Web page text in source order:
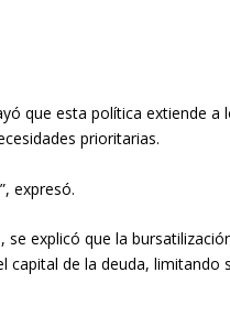
que esta política extiende a
prioritarias.
expresó.
explicó que la
de la deuda, limitando